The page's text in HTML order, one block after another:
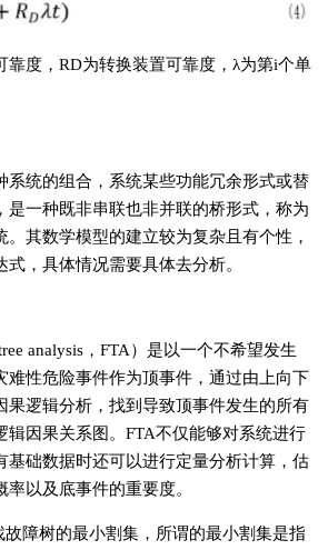
靠度，RD为转换装置可靠度，λ为第i个单
系统的组合，系统某些功能冗余形式或替
是一种既非串联也非并联的桥形式，称为
。其数学模型的建立较为复杂且有个性，
，具体情况需要具体去分析。
analysis，FTA）是以一个不希望发生
难性危险事件作为顶事件，通过由上向下
果逻辑分析，找到导致顶事件发生的所有
辑因果关系图。FTA不仅能够对系统进行
基础数据时还可以进行定量分析计算，估
以及底事件的重要度。
故障树的最小割集，所谓的最小割集是指